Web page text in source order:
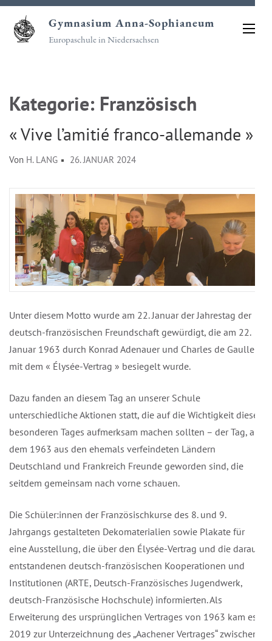
Zum
Inhalt
springen
Gymnasium Anna-Sophianeum
Europaschule in Niedersachsen
Kategorie: Französisch
« Vive l’amitié franco-allemande »
Von H. LANG 26. JANUAR 2024
Unter diesem Motto wurde am 22. Januar der Jahrestag der
deutsch-französischen Freundschaft gewürdigt, die am 22.
Januar 1963 durch Konrad Adenauer und Charles de Gaulle
mit dem « Élysée-Vertrag » besiegelt wurde.
Dazu fanden an diesem Tag an unserer Schule
unterschiedliche Aktionen statt, die auf die Wichtigkeit dieses
besonderen Tages aufmerksam machen sollten – der Tag, an
dem 1963 aus den ehemals verfeindeten Ländern
Deutschland und Frankreich Freunde geworden sind, die
seitdem gemeinsam nach vorne schauen.
Die Schüler:innen der Französischkurse des 8. und 9.
Jahrgangs gestalteten Dekomaterialien sowie Plakate für
eine Ausstellung, die über den Élysée-Vertrag und die daraus
entstandenen deutsch-französischen Kooperationen und
Institutionen (ARTE, Deutsch-Französisches Jugendwerk,
deutsch-Französische Hochschule) informierten. Als
Erweiterung des ursprünglichen Vertrages von 1963 kam es
2019 zur Unterzeichnung des „Aachener Vertrages“ zwischen